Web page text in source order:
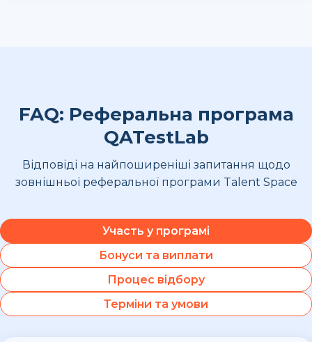
FAQ: Реферальна програма
QATestLab
Відповіді на найпоширеніші запитання щодо
зовнішньої реферальної програми Talent Space
Участь у програмі
Бонуси та виплати
Процес відбору
Терміни та умови